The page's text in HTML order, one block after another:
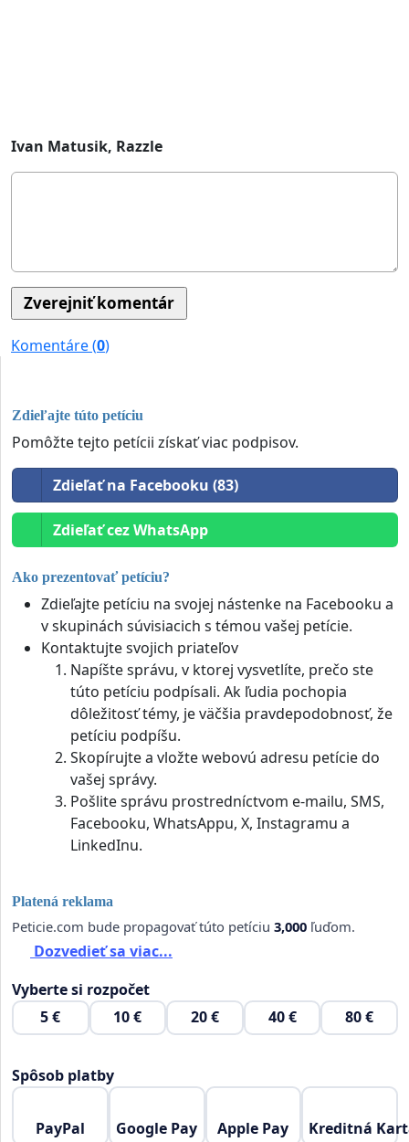
Ivan Matusik, Razzle
Komentáre (0)
Zdieľajte túto petíciu
Pomôžte tejto petícii získať viac podpisov.
Zdieľať na Facebooku (83)
Zdieľať cez WhatsApp
Ako prezentovať petíciu?
Zdieľajte petíciu na svojej nástenke na Facebooku a
v skupinách súvisiacich s témou vašej petície.
Kontaktujte svojich priateľov
Napíšte správu, v ktorej vysvetlíte, prečo ste
túto petíciu podpísali. Ak ľudia pochopia
dôležitosť témy, je väčšia pravdepodobnosť, že
petíciu podpíšu.
Skopírujte a vložte webovú adresu petície do
vašej správy.
Pošlite správu prostredníctvom e-mailu, SMS,
Facebooku, WhatsAppu, X, Instagramu a
LinkedInu.
Platená reklama
Peticie.com bude propagovať túto petíciu 3,000 ľuďom.
Dozvedieť sa viac...
Vyberte si rozpočet
5 €
10 € 20 € 40 € 80 €
Spôsob platby
PayPal Google Pay Apple Pay Kreditná